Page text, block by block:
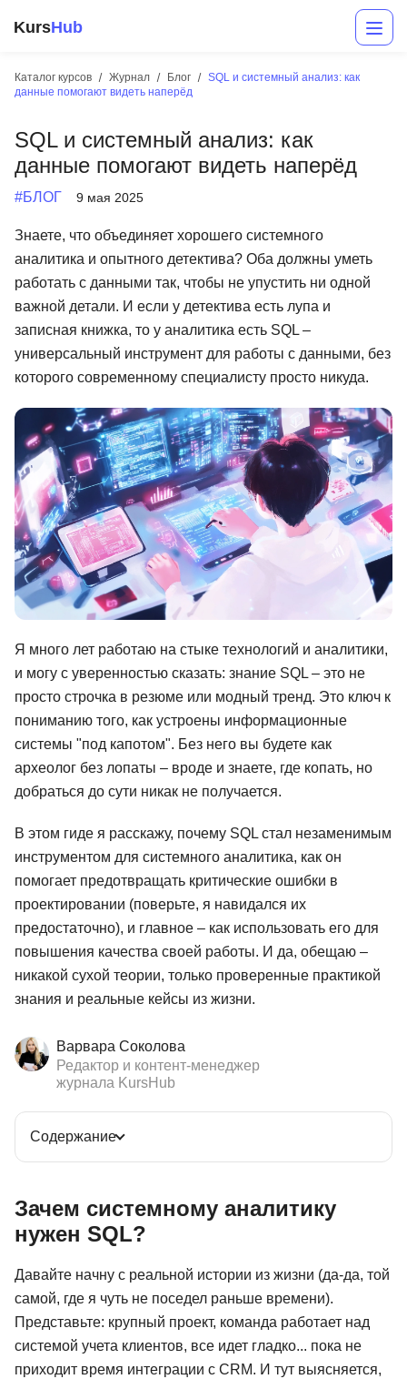
KursHub
Каталог курсов Журнал Блог
SQL и системный анализ: как
данные помогают видеть наперёд
SQL и системный анализ: как
данные помогают видеть наперёд
#БЛОГ 9 мая 2025
Знаете, что объединяет хорошего системного
аналитика и опытного детектива? Оба должны уметь
работать с данными так, чтобы не упустить ни одной
важной детали. И если у детектива есть лупа и
записная книжка, то у аналитика есть SQL –
универсальный инструмент для работы с данными, без
которого современному специалисту просто никуда.
Я много лет работаю на стыке технологий и аналитики,
и могу с уверенностью сказать: знание SQL – это не
просто строчка в резюме или модный тренд. Это ключ к
пониманию того, как устроены информационные
системы "под капотом". Без него вы будете как
археолог без лопаты – вроде и знаете, где копать, но
добраться до сути никак не получается.
В этом гиде я расскажу, почему SQL стал незаменимым
инструментом для системного аналитика, как он
помогает предотвращать критические ошибки в
проектировании (поверьте, я навидался их
предостаточно), и главное – как использовать его для
повышения качества своей работы. И да, обещаю –
никакой сухой теории, только проверенные практикой
знания и реальные кейсы из жизни.
Варвара Соколова
Редактор и контент-менеджер
журнала KursHub
Содержание
Зачем системному аналитику
нужен SQL?
Давайте начну с реальной истории из жизни (да-да, той
самой, где я чуть не поседел раньше времени).
Представьте: крупный проект, команда работает над
системой учета клиентов, все идет гладко... пока не
приходит время интеграции с CRM. И тут выясняется,
Маркетинг
Дизайн
Аналитика
Иностранные языки
Soft Skills
ДПО
Детям
Акции и промокоды
Рейтинг онлайн-школ